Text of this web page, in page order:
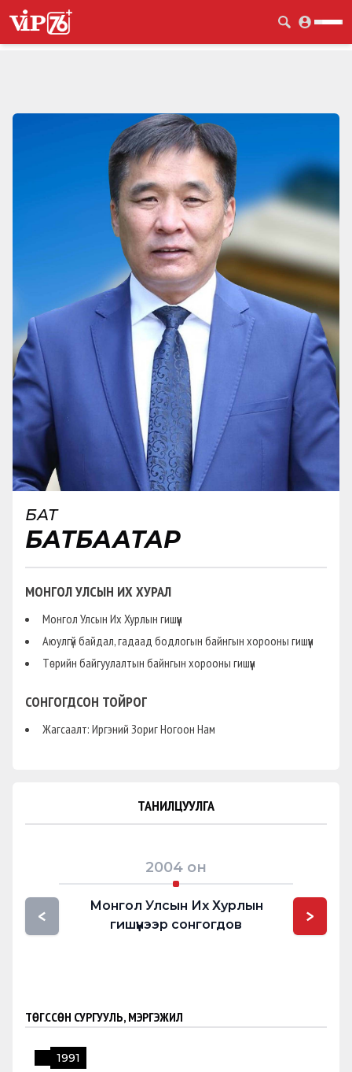
БАТ
БАТБААТАР
МОНГОЛ УЛСЫН ИХ ХУРАЛ
Монгол Улсын Их Хурлын гишүүн
Аюулгүй байдал, гадаад бодлогын байнгын хорооны гишүүн
Төрийн байгуулалтын байнгын хорооны гишүүн
СОНГОГДСОН ТОЙРОГ
Жагсаалт: Иргэний Зориг Ногоон Нам
ТАНИЛЦУУЛГА
<
2004 он
Монгол Улсын Их Хурлын
гишүүнээр сонгогдов
>
ТӨГССӨН СУРГУУЛЬ, МЭРГЭЖИЛ
1991